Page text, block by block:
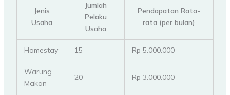
Jenis
Usaha
Jumlah
Pelaku
Usaha
Pendapatan Rata-
rata (per bulan)
Homestay 15 Rp 5.000.000
Warung
Makan
20 Rp 3.000.000